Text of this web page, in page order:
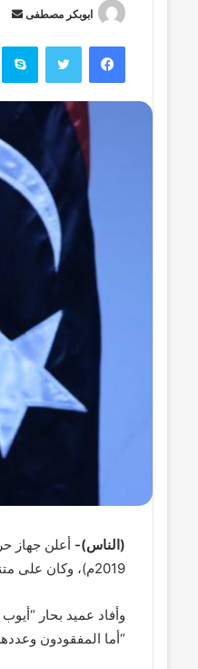
ابوبكر مصطفى
أ
ب
ي
د
ا
ن
ا
فيسبوك تويتر
(الناس)-
2019م)، وكان على متنه سبعة وأربعين مهاجرا.
وأفاد عميد بحار
“أما المفقودون وعددهم (30) فيتوقع أنهم خرجوا إلى الساحل لقرب موقع غرق القارب الخشبي من اليابسة